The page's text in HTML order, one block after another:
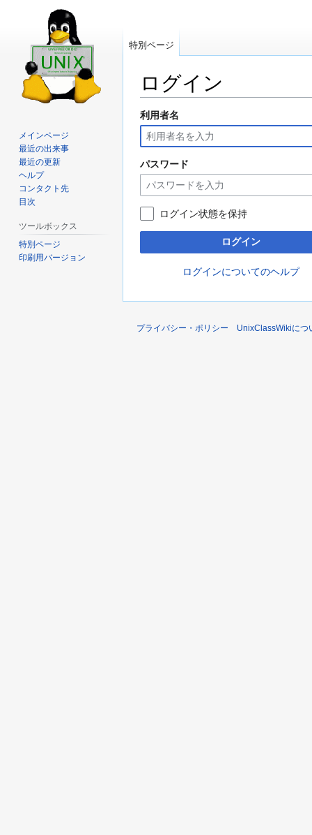
ログイン
ナ
ビ
ゲ
ー
シ
ョ
ン
に
動
検
索
に
移
動
利用者名
パスワード
ログイン状態を保持
ログイン
ログインについてのヘルプ
特別ページ
メインページ
最近の出来事
最近の更新
ヘルプ
コンタクト先
目次
ツールボックス
特別ページ
印刷用バージョン
プライバシー・ポリシー UnixClassWikiにつ